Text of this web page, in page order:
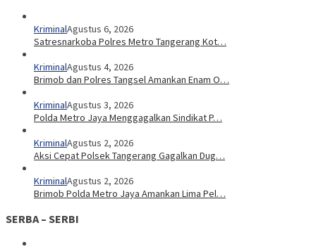
KriminalAgustus 6, 2026
Satresnarkoba Polres Metro Tangerang Kot…
KriminalAgustus 4, 2026
Brimob dan Polres Tangsel Amankan Enam O…
KriminalAgustus 3, 2026
Polda Metro Jaya Menggagalkan Sindikat P…
KriminalAgustus 2, 2026
Aksi Cepat Polsek Tangerang Gagalkan Dug…
KriminalAgustus 2, 2026
Brimob Polda Metro Jaya Amankan Lima Pel…
SERBA – SERBI